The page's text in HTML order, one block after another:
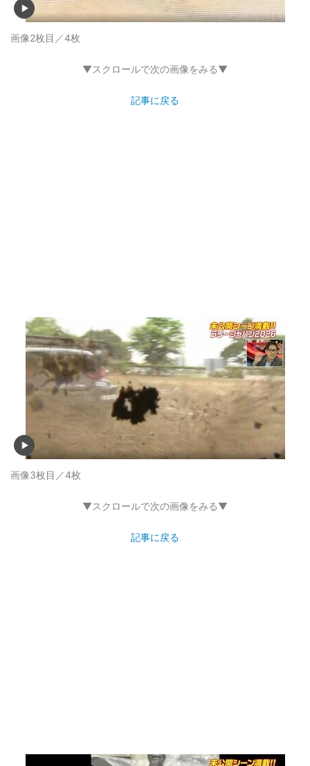
画像2枚目／4枚
▼スクロールで次の画像をみる▼
記事に戻る
画像3枚目／4枚
▼スクロールで次の画像をみる▼
記事に戻る